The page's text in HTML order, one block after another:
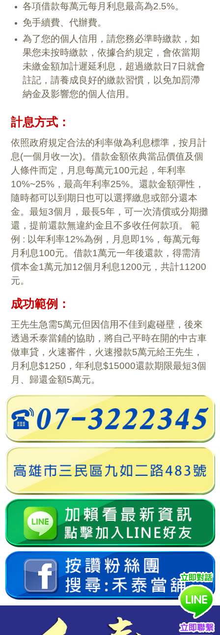
各項借款每萬元每月利息最高為2.5%。
免手續費、代辦費。
為了您的個人信用，請您務必準時繳款，如
果您未按時繳款，依據合約規定，會依當期
未繳金額加計遲延利息，超過繳款日7日就會
註記，請養成良好的繳款習慣，以免加罰滯
納金及影響您的個人信用。
計息方式：
依照政府規定合法的利率做為利息標準，按月計
息(一個月收一次)。借款金額依典當品價值及個
人條件而定，月息每萬元100元起，年利率
10%~25%，最高年利率25%。還款金額彈性，
隨時都可以到期日也可以選擇繳息或部分還本
金。最短3個月，最長5年，可一次清償或分期攤
還，提前還款無違約金且不多收任何款項。 範
例 : 以年利率12%為例，月息即1%，每萬元每
月利息100元。借款1萬元一年後還款，得需清
償本金1萬元加12個月利息1200元，共計11200
元。
成功範例：
王先生急需5萬元但因信用不佳到處碰壁，後來
透過禾泰當鋪的協助，將自己平時在開的中古車
做車貸，火速審件，火速撥款5萬元給王先生，
月利息$1250，年利息$15000還款期限最短3個
月、歸還金額5萬元。